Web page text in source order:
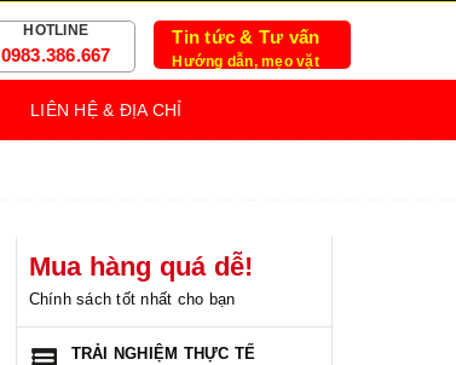
HOTLINE
0983.386.667
Tin tức & Tư vấn
Hướng dẫn, mẹo vặt
LIÊN HỆ & ĐỊA CHỈ
Mua hàng quá dễ!
Chính sách tốt nhất cho bạn
TRẢI NGHIỆM THỰC TẾ